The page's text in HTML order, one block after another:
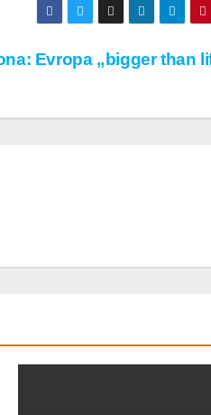
Evropa „bigger than